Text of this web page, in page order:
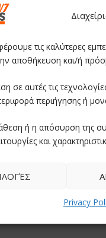
τις καλύτερες
αποθήκευση και/ή
σε αυτές τις
περιήγησης ή
ή η απόσυρση της
και
Privacy